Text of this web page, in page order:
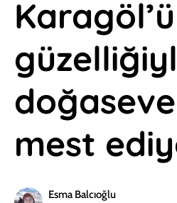
mest
Esma Balcıoğlu